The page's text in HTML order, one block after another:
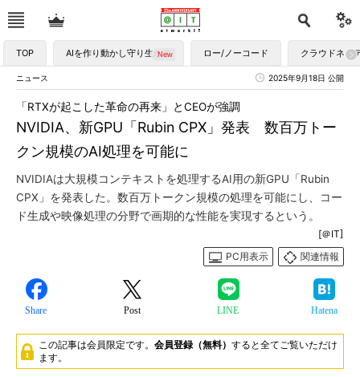
TOP AIを作り動かし守り生かす ロー/ノーコード クラウドネイ
ニュース 2025年9月18日 公開
NVIDIA、新GPU「Rubin CPX」発表 数百万トー
クン規模のAI処理を可能に
「RTXが起こした革命の再来」とCEOが強調
NVIDIAは大規模コンテキストを処理するAI用の新GPU「Rubin
CPX」を発表した。数百万トークン規模の処理を可能にし、コー
ド生成や映像処理の分野で画期的な性能を実現するという。
[＠IT]
PC用表示
関連情報
Share Post LINE Hatena
この記事は会員限定です。 会員登録（無料） すると全てご覧いただけ
ます。